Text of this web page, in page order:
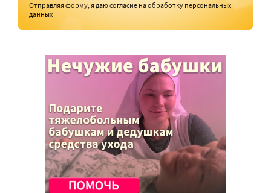
Отправляя форму, я даюсогласие на обработку персональных
данных